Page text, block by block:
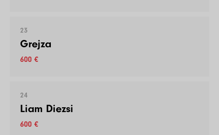
23
Grejza
600 €
24
Liam Diezsi
600 €